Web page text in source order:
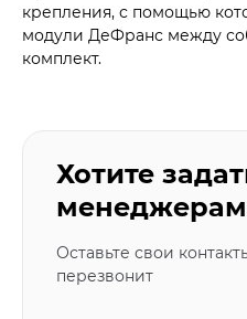
крепления, с помощью
модули ДеФранс между
комплект.
Хотите
Оставьте свои
перезвонит